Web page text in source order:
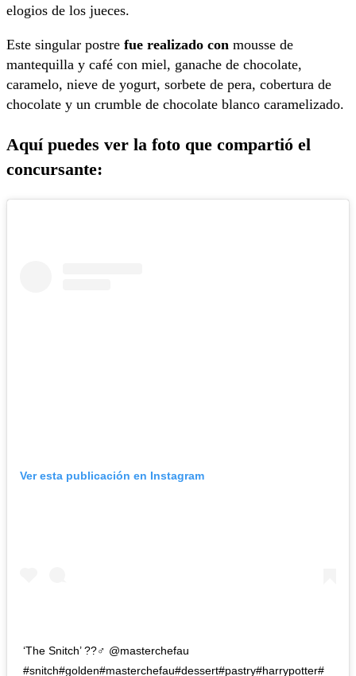
elogios de los jueces.
Este singular postre fue realizado con mousse de
mantequilla y café con miel, ganache de chocolate,
caramelo, nieve de yogurt, sorbete de pera, cobertura de
chocolate y un crumble de chocolate blanco caramelizado.
Aquí puedes ver la foto que compartió el
concursante:
Ver esta publicación en Instagram
‘The Snitch’ ??‍♂️ @masterchefau
#snitch#golden#masterchefau#dessert#pastry#harrypotter#